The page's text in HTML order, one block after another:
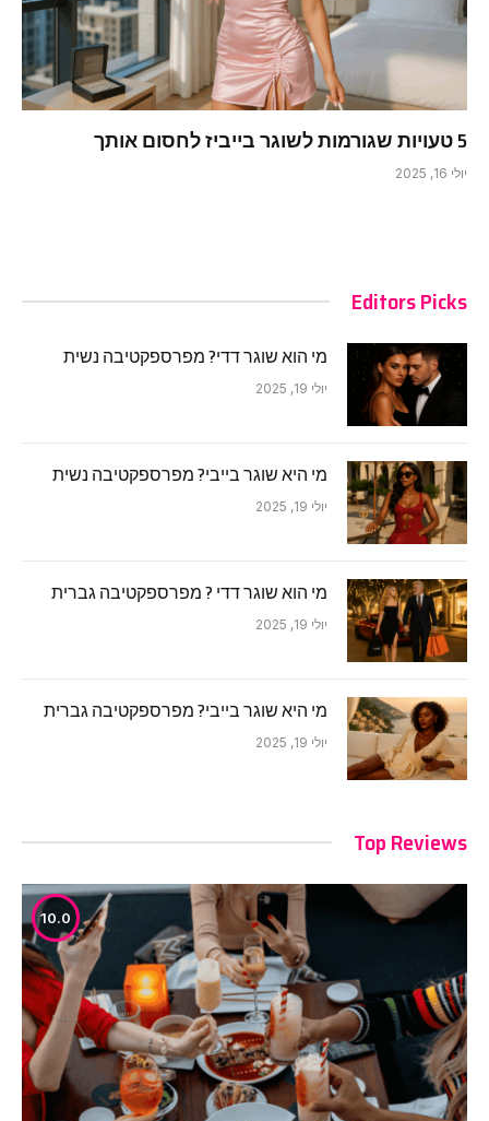
5 טעויות שגורמות לשוגר בייביז לחסום אותך
יולי 16, 2025
Editors Picks
מי הוא שוגר דדי? מפרספקטיבה נשית
יולי 19, 2025
מי היא שוגר בייבי? מפרספקטיבה נשית
יולי 19, 2025
מי הוא שוגר דדי ? מפרספקטיבה גברית
יולי 19, 2025
מי היא שוגר בייבי? מפרספקטיבה גברית
יולי 19, 2025
Top Reviews
10.0